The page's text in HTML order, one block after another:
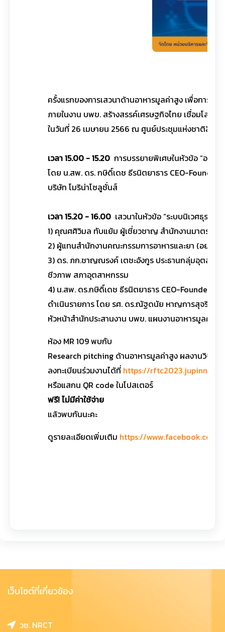
ครั้งแรกของการเสวนาด้านอาหารมูลค่าสูง เพื่อการผ
ภายในงาน บพข. สร้างสรรค์เศรษฐกิจไทย เชื่อมโลกด้
ในวันที่ 26 เมษายน 2566 ณ ศูนย์ประชุมแห่งชาติสิริ
เวลา 15.00 - 15.20การบรรยายพิเศษในหัวข้อ “อนา
โดย น.สพ. ดร. กษิดิ์เดช ธีรนิตยาธาร CEO-Founder
บริษัท โมริน่าโซลูชั่นส์
เวลา 15.20 - 16.00เสวนาในหัวข้อ “ระบบนิเวศธุรกิจ
1) คุณศศิวิมล ทับแย้ม ผู้เชี่ยวชาญ สำนักงานมาตรฐา
2) ผู้แทนสำนักงานคณะกรรมการอาหารและยา (อย.)
3) ดร. ภก.ชาญณรงค์ เตชะอังกูร ประธานกลุ่มอุตสาหก
ชีวภาพ สภาอุตสาหกรรม
4) น.สพ. ดร.กษิดิ์เดช ธีรนิตยาธาร CEO-Founder บ
ดำเนินรายการ โดย รศ. ดร.ณัฐดนัย หาญการสุจริต
หัวหน้าสำนักประสานงาน บพข. แผนงานอาหารมูลค่า
ห้อง MR 109 พบกับ
Research pitching ด้านอาหารมูลค่าสูง ผลงานวิจัย
ลงทะเบียนร่วมงานได้ที่ https://
หรือแสกน QR code ในโปสเตอร์
ฟรี! ไม่มีค่าใช้จ่าย
แล้วพบกันนะคะ
ดูรายละเอียดเพิ่มเติม https://www.facebook.com/
เว็บไซต์ที่เกี่ยวข้อง
วช. NRCT